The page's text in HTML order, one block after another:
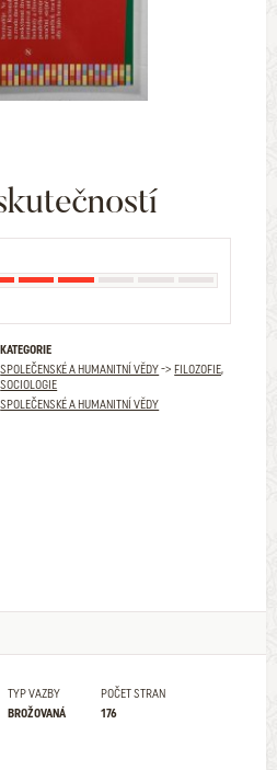
KATEGORIE
SPOLEČENSKÉ A HUMANITNÍ VĚDY->FILOZOFIE,
SOCIOLOGIE
SPOLEČENSKÉ A HUMANITNÍ VĚDY
TYP VAZBY
BROŽOVANÁ
POČET STRAN
176